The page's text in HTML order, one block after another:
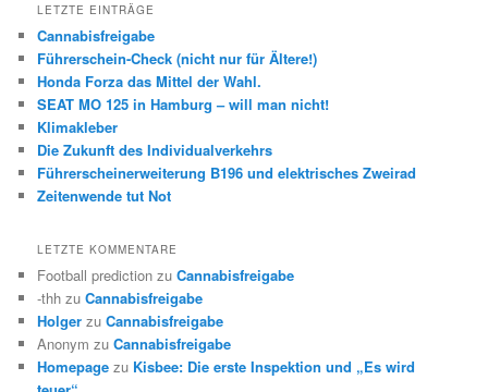
LETZTE EINTRÄGE
Cannabisfreigabe
Führerschein-Check (nicht nur für Ältere!)
Honda Forza das Mittel der Wahl.
SEAT MO 125 in Hamburg – will man nicht!
Klimakleber
Die Zukunft des Individualverkehrs
Führerscheinerweiterung B196 und elektrisches Zweirad
Zeitenwende tut Not
LETZTE KOMMENTARE
Football prediction zuCannabisfreigabe
-thh zuCannabisfreigabe
Holger zuCannabisfreigabe
Anonym zuCannabisfreigabe
Homepage zu Kisbee: Die erste Inspektion und „Es wird